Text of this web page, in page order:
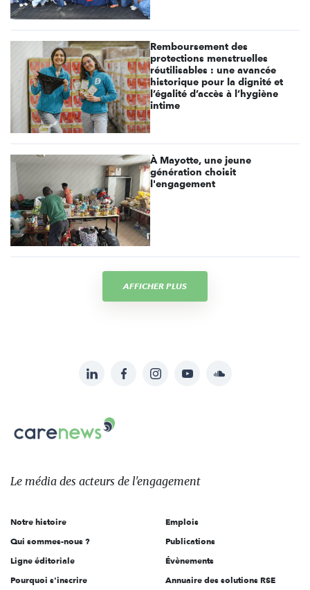
Remboursement des
protections menstruelles
réutilisables : une avancée
historique pour la dignité et
l’égalité d’accès à l’hygiène
intime
À Mayotte, une jeune
génération choisit
l'engagement
AFFICHER PLUS
sur:
LinkedInFacebookInstagramYouTubeSoundcloud
Carenews,
Le
des
l'engagement
Le média des acteurs de l'engagement
Notre histoire
Qui sommes-nous ?
Ligne éditoriale
Pourquoi s'inscrire
Emplois
Publications
Évènements
Annuaire des solutions RSE